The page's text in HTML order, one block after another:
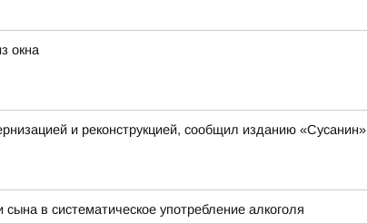
окна
и реконструкцией, сообщил изданию «Сусанин»
в систематическое употребление алкоголя